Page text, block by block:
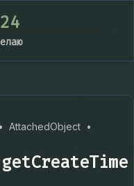
24
• AttachedObject •